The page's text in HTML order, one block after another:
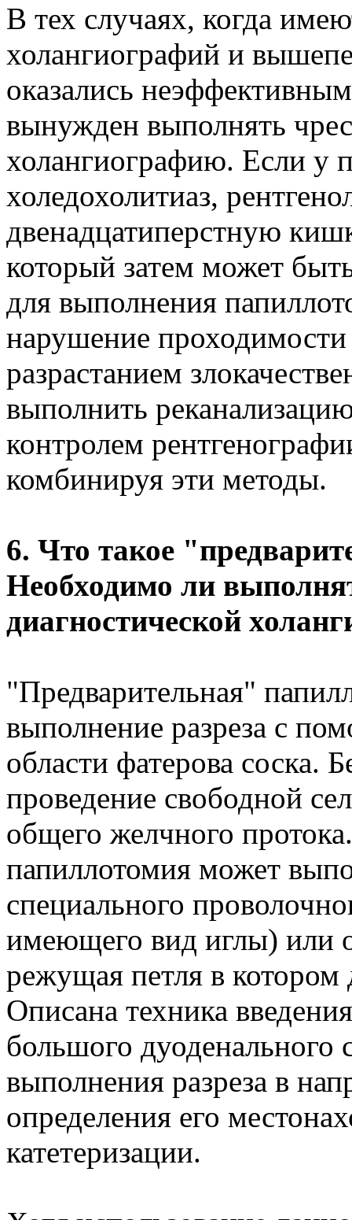
В тех случаях, когда
холангиографий и
оказались
вынужден выполнять
холангиографию. Если у
холедохолитиаз,
двенадцатиперстную
который затем может
для выполнения
нарушение проходимости
разрастанием
выполнить
контролем
комбинируя эти методы.
6. Что такое
Необходимо ли
диагностической
"Предварительная"
выполнение разреза с
области фатерова соска.
проведение свободной
общего желчного
папиллотомия может
специального
имеющего вид иглы) или
режущая петля в котором
Описана техника
большого дуоденального
выполнения разреза в
определения его
катетеризации.